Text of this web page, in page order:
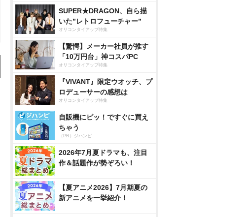
SUPER★DRAGON、自ら描
いた”レトロフューチャー”
オリコンタイアップ特集
【驚愕】メーカー社員が推す
「10万円台」神コスパPC
オリコンタイアップ特集
『VIVANT』限定ウオッチ、プ
ロデューサーの感想は
オリコンタイアップ特集
自販機にピッ！ですぐに買え
ちゃう
（PR）ジハンピ
2026年7月夏ドラマも、注目
作＆話題作が勢ぞろい！
【夏アニメ2026】7月期夏の
新アニメを一挙紹介！